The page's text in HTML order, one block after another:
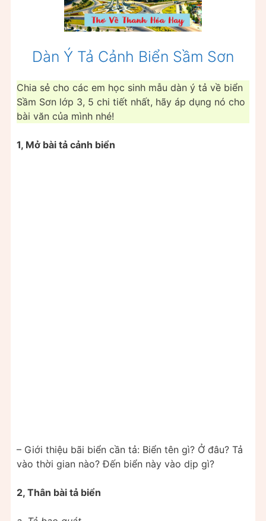
Dàn Ý Tả Cảnh Biển Sầm Sơn
Chia sẻ cho các em học sinh mẫu dàn ý tả về biển
Sầm Sơn lớp 3, 5 chi tiết nhất, hãy áp dụng nó cho
bài văn của mình nhé!
1, Mở bài tả cảnh biển
– Giới thiệu bãi biển cần tả: Biển tên gì? Ở đâu? Tả
vào thời gian nào? Đến biển này vào dịp gì?
2, Thân bài tả biển